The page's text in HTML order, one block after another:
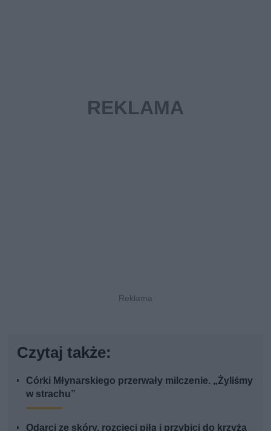
Czytaj także:
Córki Młynarskiego przerwały milczenie. „Żyliśmy
w strachu”
Odarci ze skóry, rozcięci piłą i przybici do krzyża